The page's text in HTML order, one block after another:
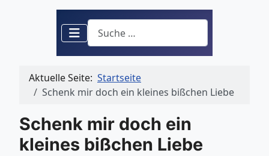
Suchen
Aktuelle Seite: Startseite
Schenk mir doch ein kleines bißchen Liebe
Schenk mir doch ein
kleines bißchen Liebe